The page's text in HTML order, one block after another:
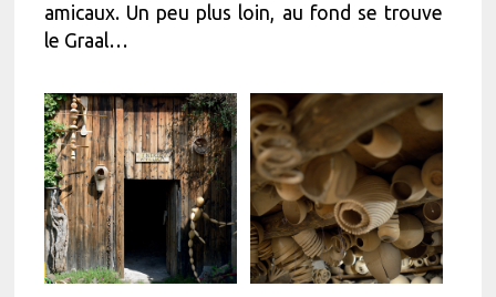
amicaux. Un peu plus loin, au fond se trouve
le Graal…